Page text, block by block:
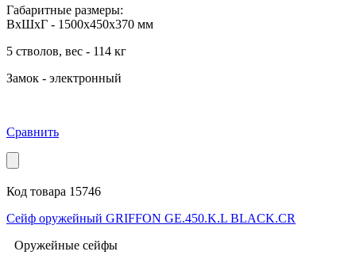
Габаритные размеры:
ВхШхГ - 1500x450x370 мм
5 стволов, вес - 114 кг
Замок - электронный
Сравнить
Код товара 15746
Сейф оружейный GRIFFON GE.450.K.L BLACK.CR
Оружейные сейфы